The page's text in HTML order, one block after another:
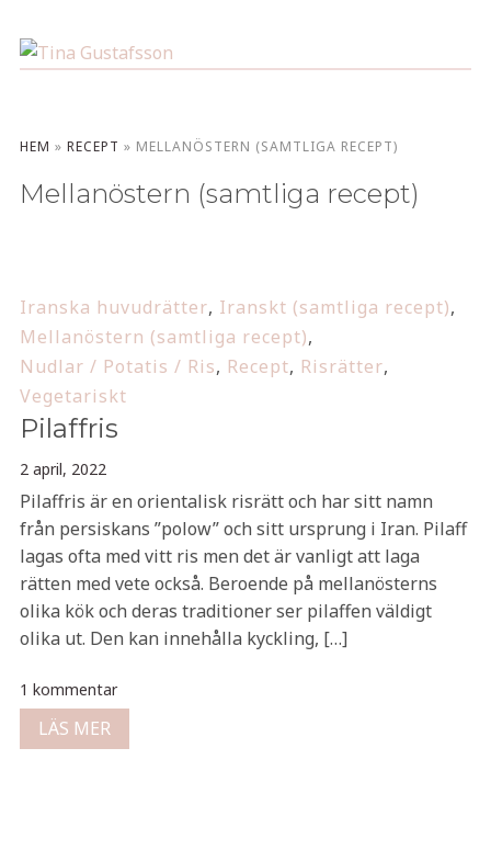
HEM » RECEPT » MELLANÖSTERN (SAMTLIGA RECEPT)
Mellanöstern (samtliga recept)
Iranska huvudrätter, Iranskt (samtliga recept),
Mellanöstern (samtliga recept),
Nudlar / Potatis / Ris, Recept, Risrätter,
Vegetariskt
Pilaffris
2 april, 2022
Pilaffris är en orientalisk risrätt och har sitt namn
från persiskans ”polow” och sitt ursprung i Iran. Pilaff
lagas ofta med vitt ris men det är vanligt att laga
rätten med vete också. Beroende på mellanösterns
olika kök och deras traditioner ser pilaffen väldigt
olika ut. Den kan innehålla kyckling, […]
1 kommentar
LÄS MER